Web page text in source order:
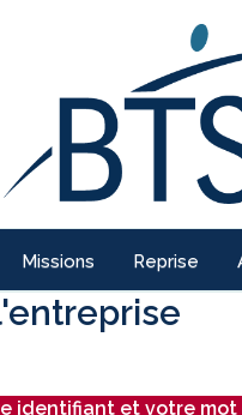
Missions Reprise
identifiant et votre